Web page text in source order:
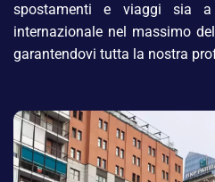
spostamenti e viaggi sia a
internazionale nel massimo
garantendovi tutta la nostra